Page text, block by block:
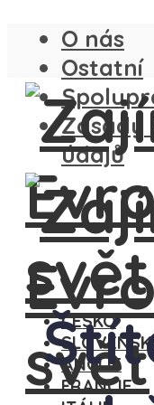
O nás
Ostatní
Zásady
údajů
ČESKO
ANGLIE
FRANCIE